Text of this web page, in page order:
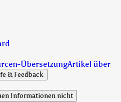
ÜbersetzungArtikel über
& Feedback
Informationen nicht